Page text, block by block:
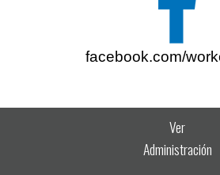
facebook.com/
Ver
Administración